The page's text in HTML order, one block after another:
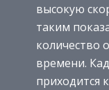
высокую
таким
количество
времени.
приходится